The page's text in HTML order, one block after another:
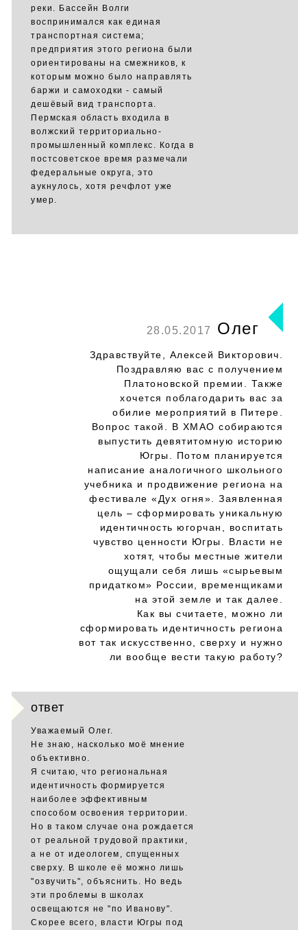
реки. Бассейн Волги
воспринимался как единая
транспортная система;
предприятия этого региона были
ориентированы на смежников, к
которым можно было направлять
баржи и самоходки - самый
дешёвый вид транспорта.
Пермская область входила в
волжский территориально-
промышленный комплекс. Когда в
постсоветское время размечали
федеральные округа, это
аукнулось, хотя речфлот уже
умер.
28.05.2017 Олег
Здравствуйте, Алексей Викторович.
Поздравляю вас с получением
Платоновской премии. Также
хочется поблагодарить вас за
обилие мероприятий в Питере.
Вопрос такой. В ХМАО собираются
выпустить девятитомную историю
Югры. Потом планируется
написание аналогичного школьного
учебника и продвижение региона на
фестивале «Дух огня». Заявленная
цель – сформировать уникальную
идентичность югорчан, воспитать
чувство ценности Югры. Власти не
хотят, чтобы местные жители
ощущали себя лишь «сырьевым
придатком» России, временщиками
на этой земле и так далее.
Как вы считаете, можно ли
сформировать идентичность региона
вот так искусственно, сверху и нужно
ли вообще вести такую работу?
ответ
Уважаемый Олег.
Не знаю, насколько моё мнение
объективно.
Я считаю, что региональная
идентичность формируется
наиболее эффективным
способом освоения территории.
Но в таком случае она рождается
от реальной трудовой практики,
а не от идеологем, спущенных
сверху. В школе её можно лишь
"озвучить", объяснить. Но ведь
эти проблемы в школах
освещаются не "по Иванову".
Скорее всего, власти Югры под